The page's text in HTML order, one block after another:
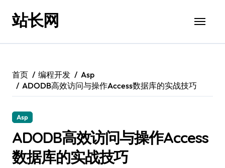
站长网
首页 编程开发
Asp
ADODB高效访问与操作Access数据库的实战技巧
Asp
ADODB高效访问与操作Access
数据库的实战技巧